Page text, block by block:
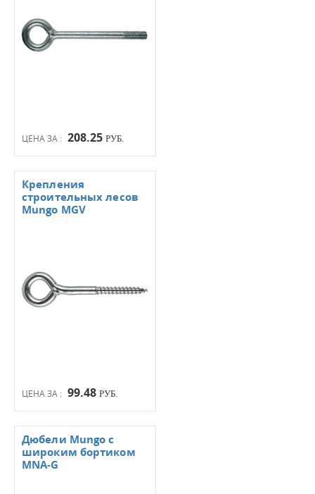
ЦЕНА ЗА : 208.25 РУБ.
ЦЕНА ЗА : 99.48 РУБ.
Крепления
строительных лесов
Mungo MGV
Дюбели Mungo с
широким бортиком
MNA-G